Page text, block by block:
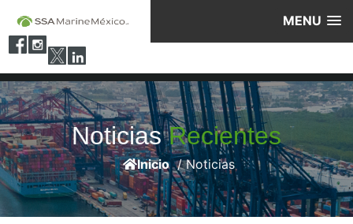
MENU
NoticiasRecientes
Inicio / Noticias